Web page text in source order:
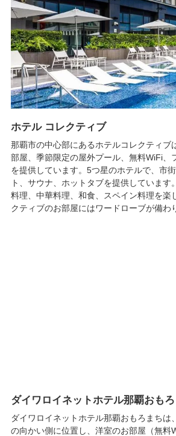
ホテル コレクティブ
那覇市の中心部にあるホテルコレクティブ
部屋、季節限定の屋外プール、無料WiFi、
を提供しています。5つ星のホテルで、市
ト、サウナ、ホットタブを提供しています
料理、中華料理、和食、スペイン料理を楽
クティブのお部屋にはワードローブが備わ
ダイワロイネットホテル那覇おも
ダイワロイネットホテル那覇おもろまちは
の向かい側に位置し、洋室のお部屋（無料